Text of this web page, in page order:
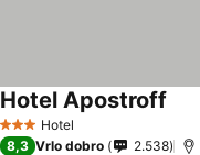
3 Zvezdice
Hotel
Hotel Apostroff
8,3 Vrlo dobro 2.538